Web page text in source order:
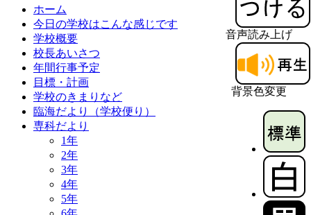
音声読み上げ
背景色変更
ホーム
今日の学校はこんな感じです
学校概要
校長あいさつ
年間行事予定
目標・計画
学校のきまりなど
臨海だより（学校便り）
専科だより
1年
2年
3年
4年
5年